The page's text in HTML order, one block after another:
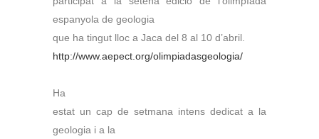
espanyola de geologia
que ha tingut lloc a Jaca del 8 al 10 d’abril.
http://www.aepect.org/olimpiadasgeologia/
Ha
estat un cap de setmana intens dedicat a la
geologia i a la